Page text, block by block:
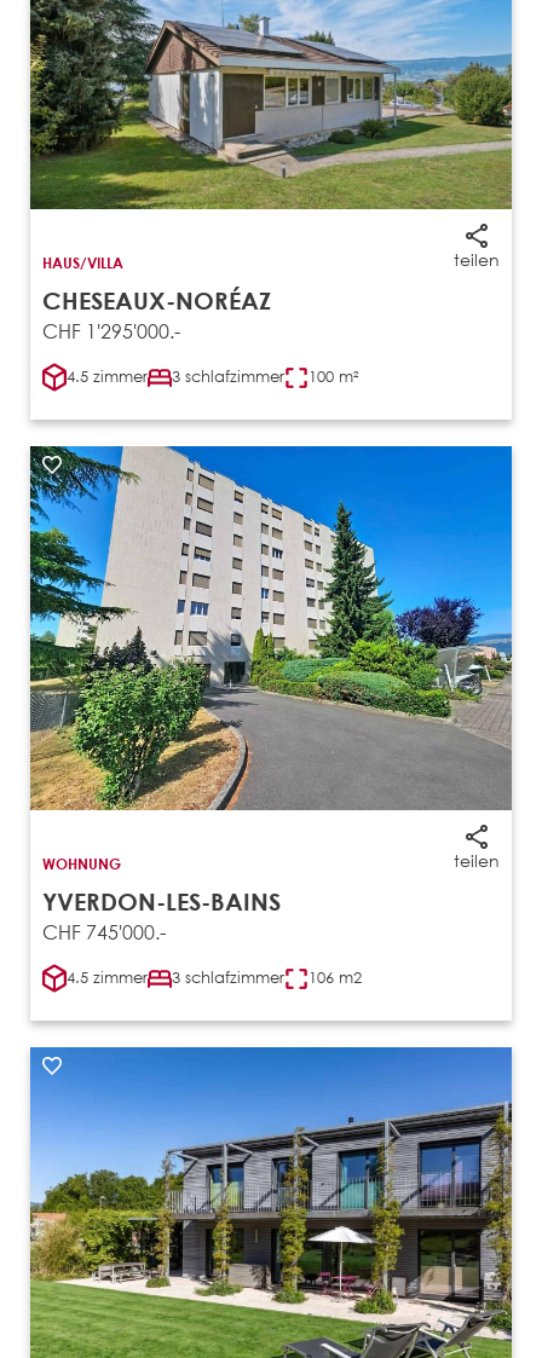
teilen
HAUS/VILLA
CHESEAUX-NORÉAZ
CHF 1'295'000.-
4.5 zimmer 3 schlafzimmer 100 m²
teilen
WOHNUNG
YVERDON-LES-BAINS
CHF 745'000.-
4.5 zimmer 3 schlafzimmer 106 m2